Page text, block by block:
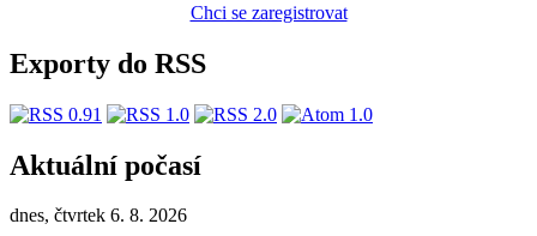
Chci se zaregistrovat
Exporty do RSS
Aktuální počasí
dnes, čtvrtek 6. 8. 2026